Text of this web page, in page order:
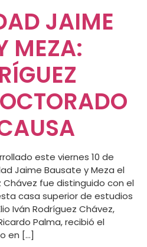
JAIME
MEZA:
este viernes 10 de
Jaime Bausate y Meza el
Chávez fue distinguido con el
casa superior de estudios
Iván Rodríguez Chávez,
Palma, recibió el
en […]